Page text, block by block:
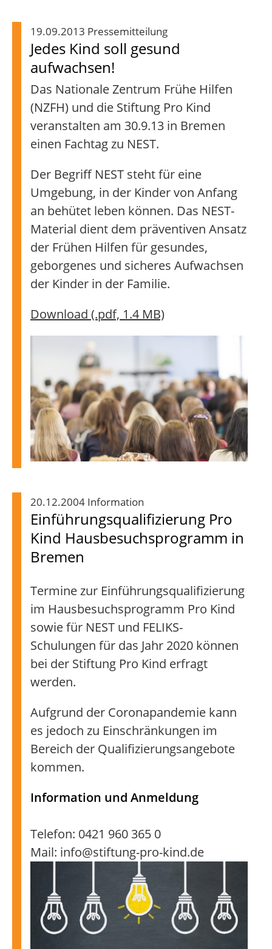
19.09.2013 Pressemitteilung
Jedes Kind soll gesund
aufwachsen!
Das Nationale Zentrum Frühe Hilfen
(NZFH) und die Stiftung Pro Kind
veranstalten am 30.9.13 in Bremen
einen Fachtag zu NEST.
Der Begriff NEST steht für eine
Umgebung, in der Kinder von Anfang
an behütet leben können. Das NEST-
Material dient dem präventiven Ansatz
der Frühen Hilfen für gesundes,
geborgenes und sicheres Aufwachsen
der Kinder in der Familie.
Download (.pdf, 1.4 MB)
20.12.2004 Information
Einführungsqualifizierung Pro
Kind Hausbesuchsprogramm in
Bremen
Termine zur Einführungsqualifizierung
im Hausbesuchsprogramm Pro Kind
sowie für NEST und FELIKS-
Schulungen für das Jahr 2020 können
bei der Stiftung Pro Kind erfragt
werden.
Aufgrund der Coronapandemie kann
es jedoch zu Einschränkungen im
Bereich der Qualifizierungsangebote
kommen.
Information und Anmeldung
Telefon: 0421 960 365 0
Mail: info@stiftung-pro-kind.de